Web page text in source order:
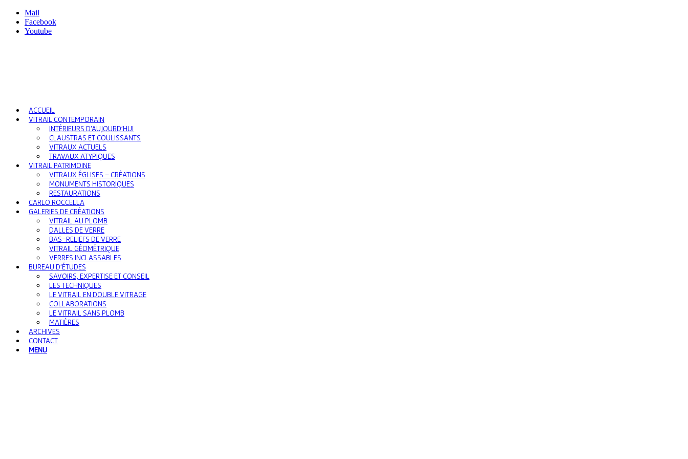
Mail
Facebook
Youtube
ACCUEIL
VITRAIL CONTEMPORAIN
INTÉRIEURS D’AUJOURD’HUI
CLAUSTRAS ET COULISSANTS
VITRAUX ACTUELS
TRAVAUX ATYPIQUES
VITRAIL PATRIMOINE
VITRAUX ÉGLISES – CRÉATIONS
MONUMENTS HISTORIQUES
RESTAURATIONS
CARLO ROCCELLA
GALERIES DE CRÉATIONS
VITRAIL AU PLOMB
DALLES DE VERRE
BAS-RELIEFS DE VERRE
VITRAIL GÉOMÉTRIQUE
VERRES INCLASSABLES
BUREAU D’ÉTUDES
SAVOIRS, EXPERTISE ET CONSEIL
LES TECHNIQUES
LE VITRAIL EN DOUBLE VITRAGE
COLLABORATIONS
LE VITRAIL SANS PLOMB
MATIÈRES
ARCHIVES
CONTACT
MENU